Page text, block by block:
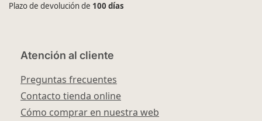
Plazo de devolución de 100 días
Atención al cliente
Preguntas frecuentes
Contacto tienda online
Cómo comprar en nuestra web